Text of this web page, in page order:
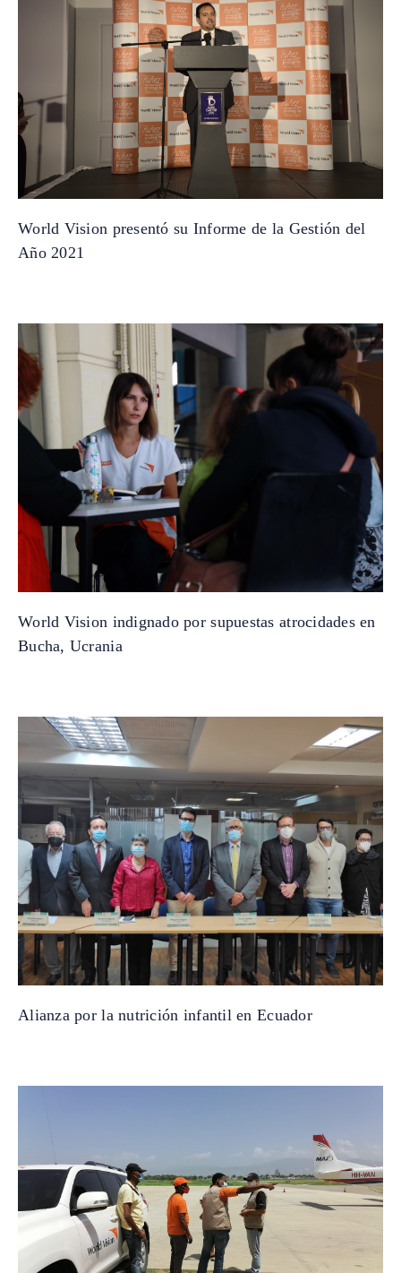
World Vision presentó su Informe de la Gestión del
Año 2021
World Vision indignado por supuestas atrocidades en
Bucha, Ucrania
Alianza por la nutrición infantil en Ecuador